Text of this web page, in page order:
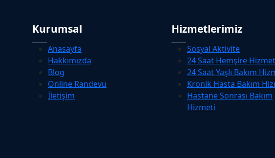
Kurumsal
Anasayfa
Hakkımızda
Blog
Online Randevu
İletişim
Hizmetlerimiz
Sosyal Aktivite
24 Saat Hemşire
24 Saat Yaşlı Bakım
Kronik Hasta Bakım
Hastane Sonrası Bakım
Hizmeti